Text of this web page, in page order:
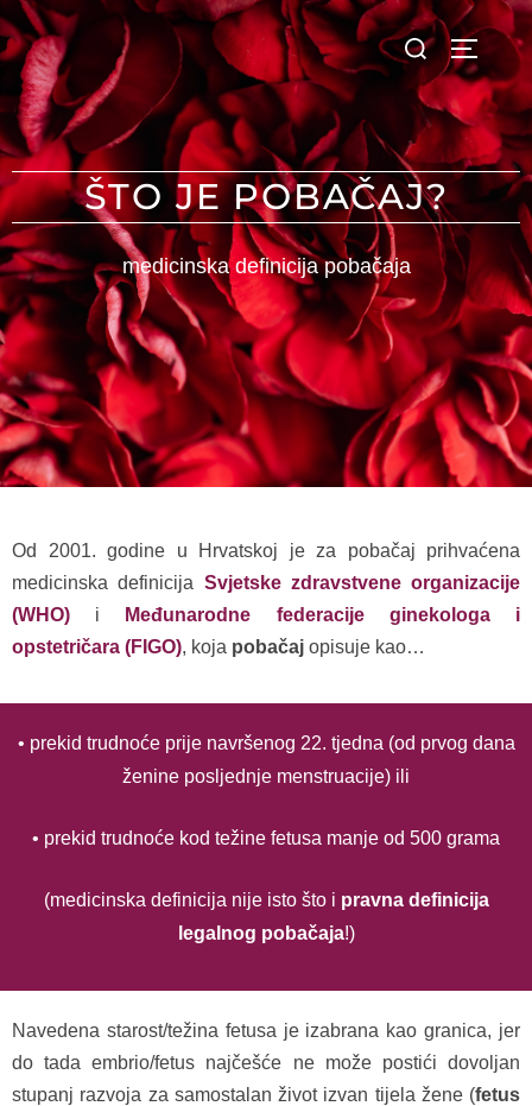
ŠTO JE POBAČAJ?
medicinska definicija pobačaja
Od 2001. godine u Hrvatskoj je za pobačaj prihvaćena
medicinska definicija Svjetske zdravstvene organizacije
(WHO) i
Međunarodne federacije ginekologa i
opstetričara (FIGO), koja pobačaj opisuje kao…
• prekid trudnoće prije navršenog 22. tjedna (od prvog dana
ženine posljednje menstruacije) ili
• prekid trudnoće kod težine fetusa manje od 500 grama
(medicinska definicija nije isto što i pravna definicija
legalnog pobačaja!)
Navedena starost/težina fetusa je izabrana kao granica, jer
do tada embrio/fetus najčešće ne može postići dovoljan
stupanj razvoja za samostalan život izvan tijela žene (fetus